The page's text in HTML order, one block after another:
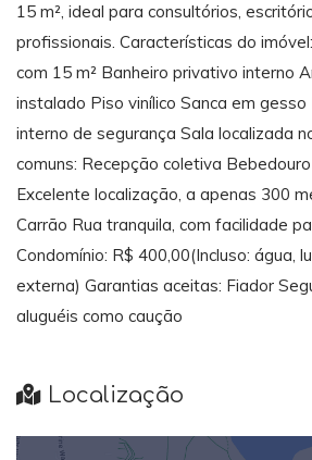
15 m², ideal para consultórios,
profissionais. Características do
com 15 m² Banheiro privativo interno
instalado Piso vinílico Sanca em
interno de segurança Sala localizada
comuns: Recepção coletiva
Excelente localização, a apenas 300
Carrão Rua tranquila, com facilidade
Condomínio: R$ 400,00(Incluso: água,
externa) Garantias aceitas: Fiador
aluguéis como caução
Localização